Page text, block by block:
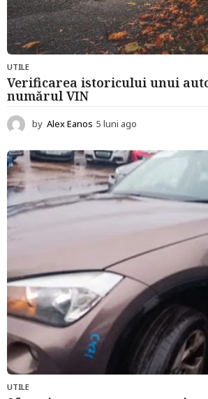
UTILE
Verificarea istoricului unui
numărul VIN
by Alex Eanos 5 luni ago
u
n
a
g
UTILE